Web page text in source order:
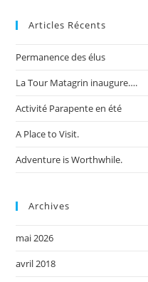
Articles Récents
Permanence des élus
La Tour Matagrin inaugure….
Activité Parapente en été
A Place to Visit.
Adventure is Worthwhile.
Archives
mai 2026
avril 2018